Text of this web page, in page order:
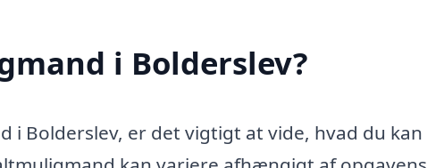
i Bolderslev?
i Bolderslev, er det vigtigt at vide, hvad du kan